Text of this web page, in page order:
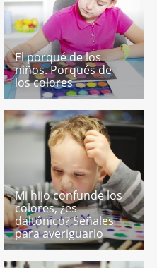
El porqué de los
niños. Porqués de
los colores
Mi hijo confunde los
colores, ¿es
daltónico? Señales
para averiguarlo